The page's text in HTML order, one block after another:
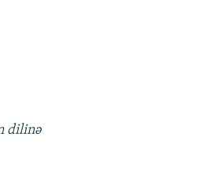
dilinə